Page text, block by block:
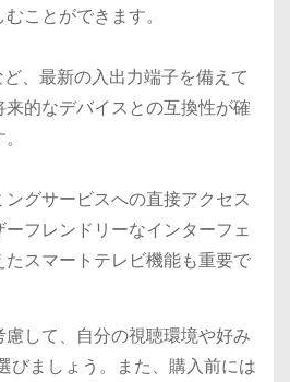
ことができます。
ど、最新の入出力端子を備えて
来的なデバイスとの互換性が確
ングサービスへの直接アクセス
フレンドリーなインターフェ
たスマートテレビ機能も重要で
して、自分の視聴環境や好み
びましょう。また、購入前には